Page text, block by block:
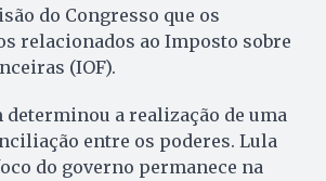
do Congresso que os
relacionados ao Imposto sobre
(IOF).
determinou a realização de uma
entre os poderes. Lula
do governo permanece na